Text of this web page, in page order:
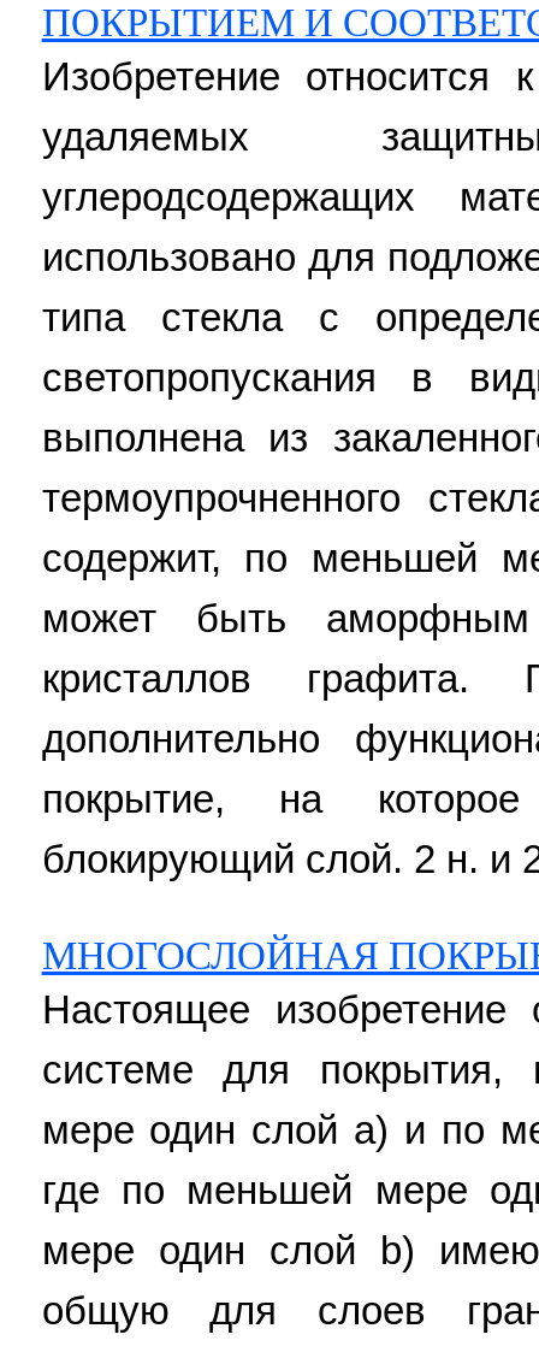
ПОКРЫТИЕМ И
Изобретение относится
удаляемых
углеродсодержащих
использовано для
типа стекла с
светопропускания в
выполнена из
термоупрочненного
содержит, по меньшей
может быть аморфным
кристаллов
дополнительно
покрытие, на
блокирующий слой. 2 н. и
МНОГОСЛОЙНАЯ
Настоящее изобретение
системе для
мере один слой а) и по
где по меньшей мере
мере один слой b)
общую для слоев